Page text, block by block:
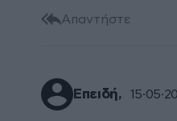
Απαντήστε
Επειδή,